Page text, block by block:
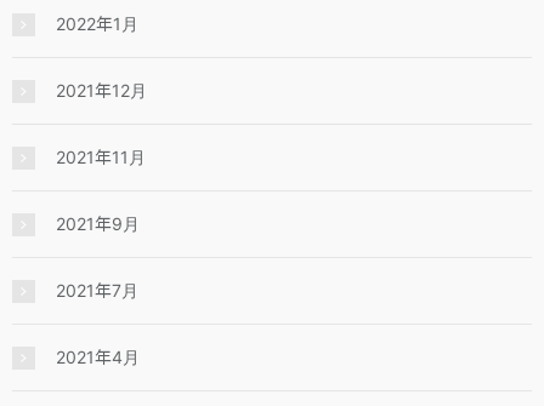
2022年1月
2021年12月
2021年11月
2021年9月
2021年7月
2021年4月